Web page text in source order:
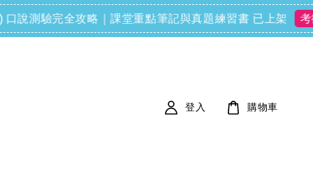
驗完全攻略｜課堂重點筆記與真題練習書 已上架 考衝必
登入 購物車